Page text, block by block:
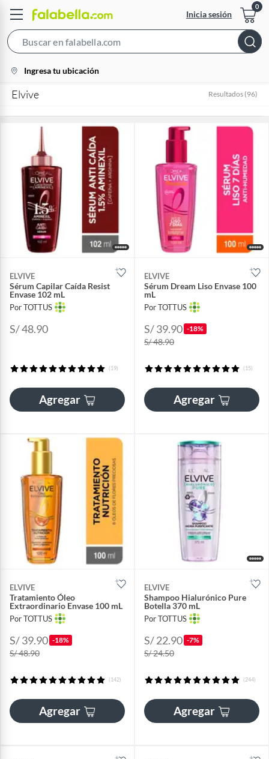
Inicia sesión
Bar
location-
icon
Ingresa tu ubicación
Elvive Resultados (96)
ELVIVE
Sérum Capilar Caída Resist
Envase 102 mL
Por TOTTUS
S/ 48.90
(19)
Agregar
ELVIVE
Sérum Dream Liso Envase 100
mL
Por TOTTUS
S/ 39.90 -18%
S/ 48.90
(15)
Agregar
ELVIVE
Tratamiento Óleo
Extraordinario Envase 100 mL
Por TOTTUS
S/ 39.90 -18%
S/ 48.90
(142)
Agregar
ELVIVE
Shampoo Hialurónico Pure
Botella 370 mL
Por TOTTUS
S/ 22.90 -7%
S/ 24.50
(244)
Agregar